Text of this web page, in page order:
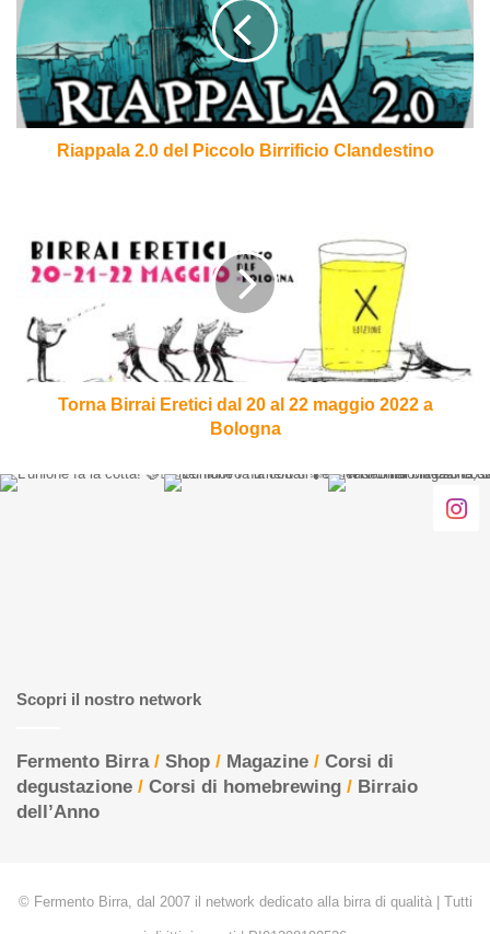
Piccolo
Birrificio
Clandestino
Riappala 2.0 del Piccolo Birrificio Clandestino
Eretici
dal
22
maggio
2022
Torna Birrai Eretici dal 20 al 22 maggio 2022 a
Bologna
Scopri il nostro network
Fermento Birra/ Shop / Magazine / Corsi di
degustazione / Corsi di homebrewing / Birraio
dell’Anno
© Fermento Birra, dal 2007 il network dedicato alla birra di qualità | Tutti